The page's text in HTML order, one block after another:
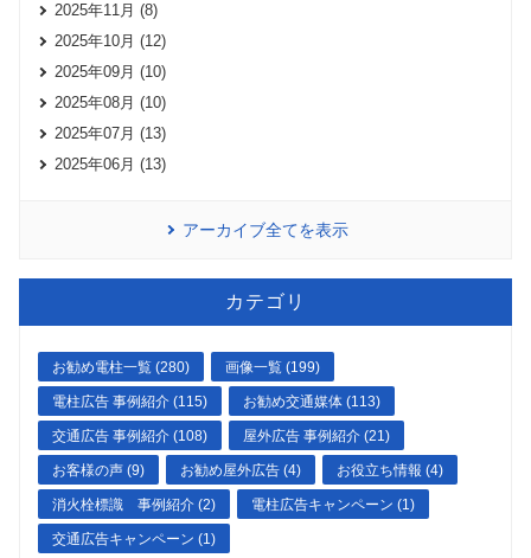
2025年11月 (8)
2025年10月 (12)
2025年09月 (10)
2025年08月 (10)
2025年07月 (13)
2025年06月 (13)
アーカイブ全てを表示
カテゴリ
お勧め電柱一覧 (280) 画像一覧 (199)
電柱広告 事例紹介 (115) お勧め交通媒体 (113)
交通広告 事例紹介 (108) 屋外広告 事例紹介 (21)
お客様の声 (9) お勧め屋外広告 (4) お役立ち情報 (4)
消火栓標識 事例紹介 (2) 電柱広告キャンペーン (1)
交通広告キャンペーン (1)